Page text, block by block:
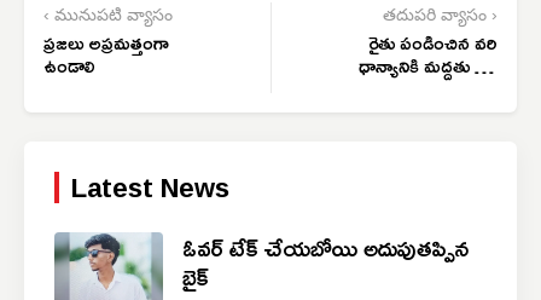
‹ మునుపటి వ్యాసం
ప్రజలు అప్రమత్తంగా
ఉండాలి
తదుపరి వ్యాసం ›
రైతు పండించిన వరి
ధాన్యానికి మద్దతు ధర
పెంచాలి
Latest News
ఓవర్ టేక్ చేయబోయి అదుపుతప్పిన
బైక్